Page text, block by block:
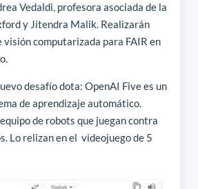
Vedaldi, profesora asociada de la
y Jitendra Malik. Realizarán
computarizada para FAIR en
desafío dota: OpenAI Five es un
de aprendizaje automático.
de robots que juegan contra
Lo relizan en el videojuego de 5